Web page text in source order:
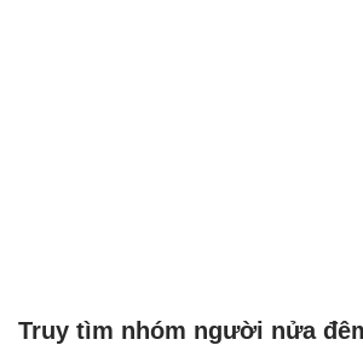
Truy tìm nhóm người nửa